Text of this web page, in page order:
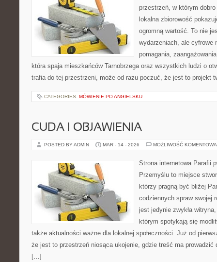
przestrzeń, w którym
lokalna zbiorowość
ogromną wartość. To nie
wydarzeniach, ale cyfrowe
pomagania,
która spaja mieszkańców Tarnobrzega oraz wszystkich ludzi o
trafia do tej przestrzeni, może od razu poczuć, że jest to projekt
CATEGORIES: MÓWIENIE PO ANGIELSKU
CUDA I OBJAWIENIA
POSTED BY ADMIN MAR - 14 - 2026 MOŻLIWOŚĆ
Strona internetowa Parafii
Przemyślu to miejsce
którzy pragną być bliżej
codziennych spraw swojej
jest jedynie zwykła
którym spotykają się
także aktualności ważne dla lokalnej społeczności. Już od
że jest to przestrzeń niosąca ukojenie, gdzie treść ma prowadzić
[…]